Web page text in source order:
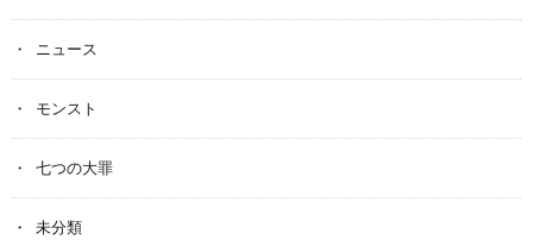
ニュース
モンスト
七つの大罪
未分類